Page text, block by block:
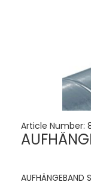
Article Number: